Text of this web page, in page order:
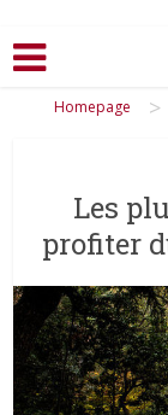
Homepage >
Les
profiter